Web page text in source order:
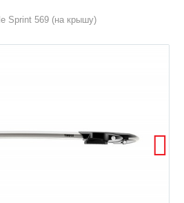
Sprint 569 (на крышу)